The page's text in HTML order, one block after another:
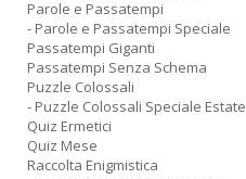
Parole e Passatempi
- Parole e Passatempi Speciale
Passatempi Giganti
Passatempi Senza Schema
Puzzle Colossali
- Puzzle Colossali Speciale Estate
Quiz Ermetici
Quiz Mese
Raccolta Enigmistica